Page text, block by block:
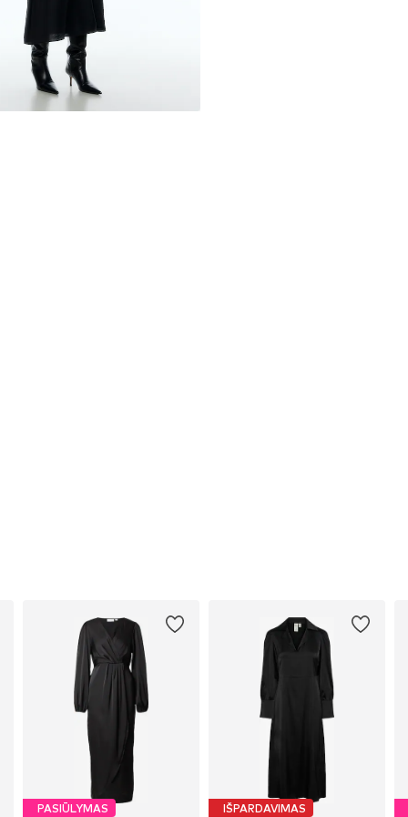
PASIŪLYMAS IŠPARDAVIMAS